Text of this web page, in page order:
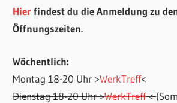
Hierfindest du die Anmeldung zu
Öffnungszeiten.
Wöchentlich:
Montag 18-20 Uhr >WerkTreff<
Dienstag 18-20 Uhr >WerkTreff<